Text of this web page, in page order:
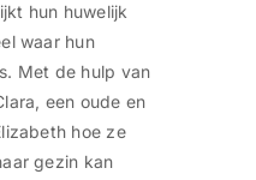
hun huwelijk
waar hun
Met de hulp van
een oude en
hoe ze
gezin kan